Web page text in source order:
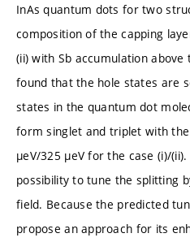
InAs quantum dots for two
composition of the capping
(ii) with Sb accumulation
found that the hole states are
states in the quantum dot
form singlet and triplet with
µeV/325 µeV for the case (i)/
possibility to tune the splitting
field. Because the predicted
propose an approach for its